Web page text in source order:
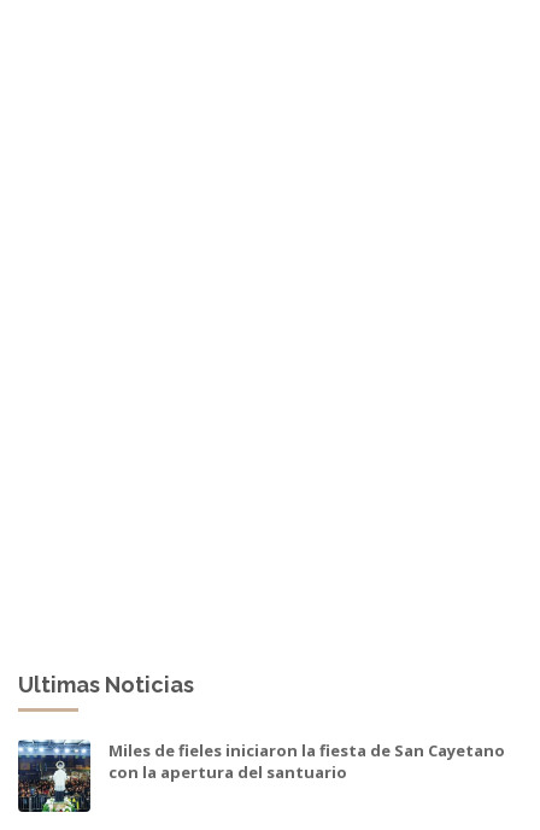
Ultimas Noticias
Miles de fieles iniciaron la fiesta de San Cayetano
con la apertura del santuario